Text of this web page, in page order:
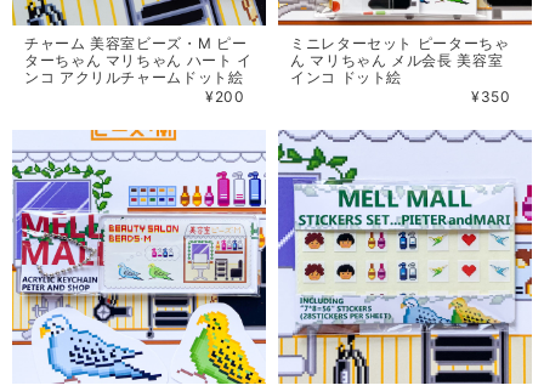
チャーム 美容室ビーズ・M ピー
ターちゃん マリちゃん ハート イ
ンコ アクリルチャームドット絵
¥200
ミニレターセット ピーターちゃ
ん マリちゃん メル会長 美容室
インコ ドット絵
¥350